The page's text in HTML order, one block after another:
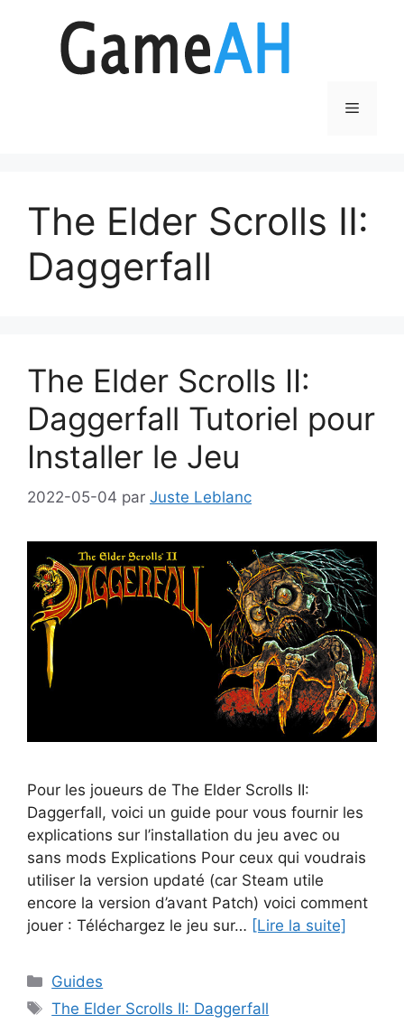
Menu
The Elder Scrolls II:
Daggerfall
The Elder Scrolls II:
Daggerfall Tutoriel pour
Installer le Jeu
2022-05-04 par Juste Leblanc
Pour les joueurs de The Elder Scrolls II:
Daggerfall, voici un guide pour vous fournir les
explications sur l’installation du jeu avec ou
sans mods Explications Pour ceux qui voudrais
utiliser la version updaté (car Steam utile
encore la version d’avant Patch) voici comment
jouer : Téléchargez le jeu sur… [Lire la suite]
Catégories
Guides
Étiquettes
The Elder Scrolls II: Daggerfall